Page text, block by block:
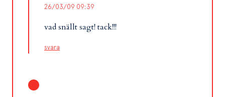
26/03/09 09:39
vad snällt sagt! tack!!!
svara